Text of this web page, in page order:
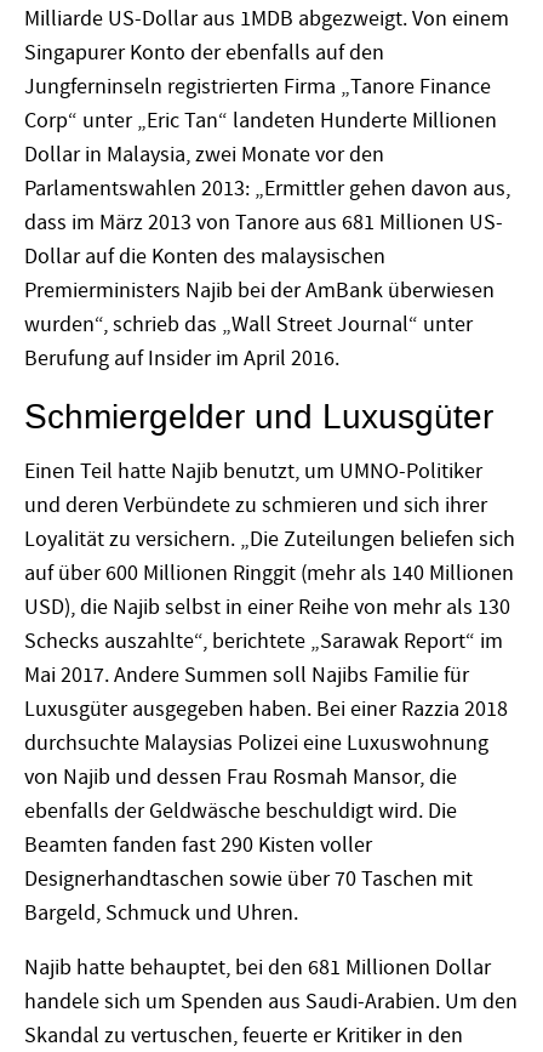
Milliarde US-Dollar aus 1MDB abgezweigt. Von einem
Singapurer Konto der ebenfalls auf den
Jungferninseln registrierten Firma „Tanore Finance
Corp“ unter „Eric Tan“ landeten Hunderte Millionen
Dollar in Malaysia, zwei Monate vor den
Parlamentswahlen 2013: „Ermittler gehen davon aus,
dass im März 2013 von Tanore aus 681 Millionen US-
Dollar auf die Konten des malaysischen
Premierministers Najib bei der AmBank überwiesen
wurden“, schrieb das „Wall Street Journal“ unter
Berufung auf Insider im April 2016.
Schmiergelder und Luxusgüter
Einen Teil hatte Najib benutzt, um UMNO-Politiker
und deren Verbündete zu schmieren und sich ihrer
Loyalität zu versichern. „Die Zuteilungen beliefen sich
auf über 600 Millionen Ringgit (mehr als 140 Millionen
USD), die Najib selbst in einer Reihe von mehr als 130
Schecks auszahlte“, berichtete „Sarawak Report“ im
Mai 2017. Andere Summen soll Najibs Familie für
Luxusgüter ausgegeben haben. Bei einer Razzia 2018
durchsuchte Malaysias Polizei eine Luxuswohnung
von Najib und dessen Frau Rosmah Mansor, die
ebenfalls der Geldwäsche beschuldigt wird. Die
Beamten fanden fast 290 Kisten voller
Designerhandtaschen sowie über 70 Taschen mit
Bargeld, Schmuck und Uhren.
Najib hatte behauptet, bei den 681 Millionen Dollar
handele sich um Spenden aus Saudi-Arabien. Um den
Skandal zu vertuschen, feuerte er Kritiker in den